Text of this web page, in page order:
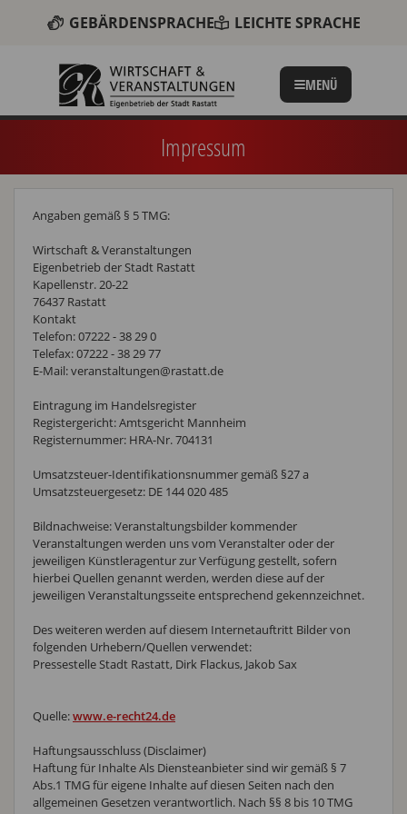
GEBÄRDENSPRACHE LEICHTE SPRACHE
MENÜ
Impressum
Angaben gemäß § 5 TMG:
Wirtschaft & Veranstaltungen
Eigenbetrieb der Stadt Rastatt
Kapellenstr. 20-22
76437 Rastatt
Kontakt
Telefon: 07222 - 38 29 0
Telefax: 07222 - 38 29 77
E-Mail: veranstaltungen@rastatt.de
Eintragung im Handelsregister
Registergericht: Amtsgericht Mannheim
Registernummer: HRA-Nr. 704131
Umsatzsteuer-Identifikationsnummer gemäß §27 a
Umsatzsteuergesetz: DE 144 020 485
Bildnachweise: Veranstaltungsbilder kommender
Veranstaltungen werden uns vom Veranstalter oder der
jeweiligen Künstleragentur zur Verfügung gestellt, sofern
hierbei Quellen genannt werden, werden diese auf der
jeweiligen Veranstaltungsseite entsprechend gekennzeichnet.
Des weiteren werden auf diesem Internetauftritt Bilder von
folgenden Urhebern/Quellen verwendet:
Pressestelle Stadt Rastatt, Dirk Flackus, Jakob Sax
Quelle:www.e-recht24.de
Haftungsausschluss (Disclaimer)
Haftung für Inhalte Als Diensteanbieter sind wir gemäß § 7
Abs.1 TMG für eigene Inhalte auf diesen Seiten nach den
allgemeinen Gesetzen verantwortlich. Nach §§ 8 bis 10 TMG